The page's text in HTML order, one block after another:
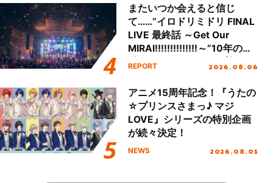
またいつか会えると信じ
て……“イロドリミドリ FINAL
LIVE 最終話 ～Get Our
MIRAI!!!!!!!!!!!!!!～”10年の活
動を経てファイナルを迎える
REPORT 2026.08.06
アニメ15周年記念！『うたの
☆プリンスさまっ♪ マジ
LOVE』シリーズの特別企画
が続々決定！
NEWS 2026.08.01